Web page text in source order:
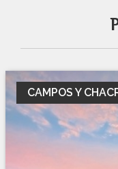
CAMPOS Y